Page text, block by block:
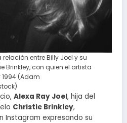
entre Billy Joel y su
Brinkley, con quien el artista
(Adam
Alexa Ray Joel, hija del
Christie Brinkley,
Instagram expresando su